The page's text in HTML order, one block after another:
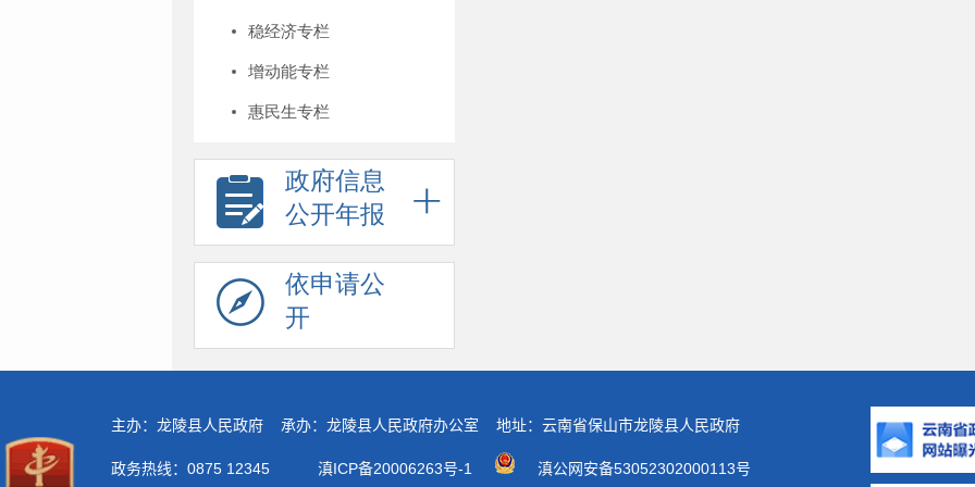
稳经济专栏
增动能专栏
惠民生专栏
政府信息
公开年报
依申请公
开